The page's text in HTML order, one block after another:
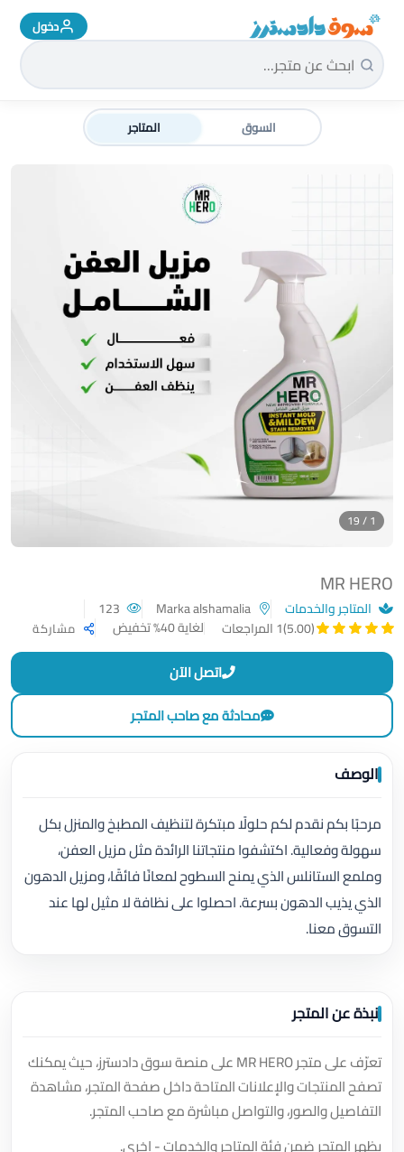
سوق دادسترز الرئيسية دخول
السوق المتاجر
MR HERO
المتاجر والخدمات
(5.00)
1 المراجعات لغاية 40% تخفيض مشاركة
1 / 19
اتصل الآن
محادثة مع صاحب المتجر
الوصف
مرحبًا بكم نقدم لكم حلولًا مبتكرة لتنظيف المطبخ والمنزل بكل
سهولة وفعالية. اكتشفوا منتجاتنا الرائدة مثل مزيل العفن،
وملمع الستانلس الذي يمنح السطوح لمعانًا فائقًا، ومزيل الدهون
الذي يذيب الدهون بسرعة. احصلوا على نظافة لا مثيل لها عند
التسوق معنا.
نبذة عن المتجر
تعرّف على متجر MR HERO على منصة سوق دادسترز، حيث يمكنك
تصفح المنتجات والإعلانات المتاحة داخل صفحة المتجر، مشاهدة
التفاصيل والصور، والتواصل مباشرة مع صاحب المتجر.
يظهر المتجر ضمن فئة المتاجر والخدمات - اخرى.